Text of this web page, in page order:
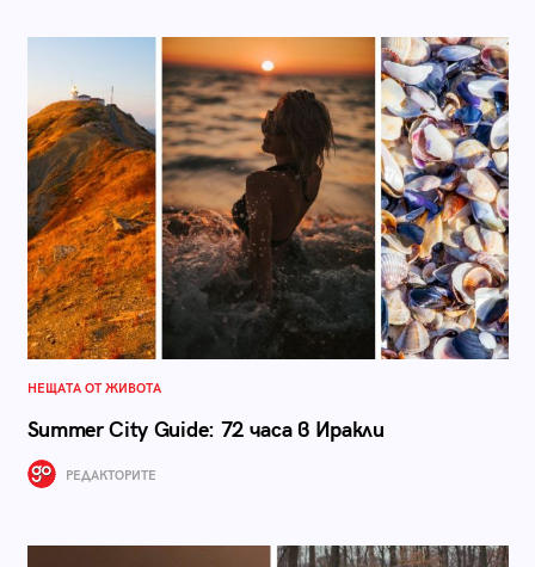
НЕЩАТА ОТ ЖИВОТА
Summer City Guide: 72 часа в Иракли
РЕДАКТОРИТЕ